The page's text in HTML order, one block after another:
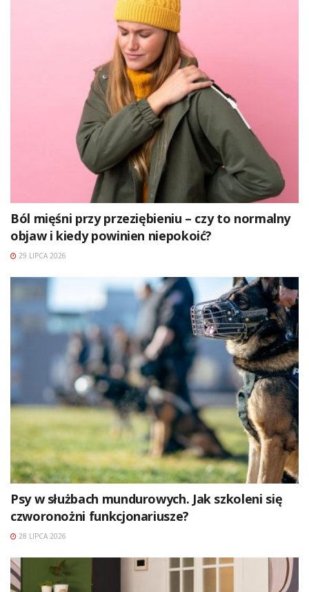
Ból mięśni przy przeziębieniu – czy to normalny
objaw i kiedy powinien niepokoić?
29 LIPCA 2026
Psy w służbach mundurowych. Jak szkoleni się
czworonożni funkcjonariusze?
28 LIPCA 2026